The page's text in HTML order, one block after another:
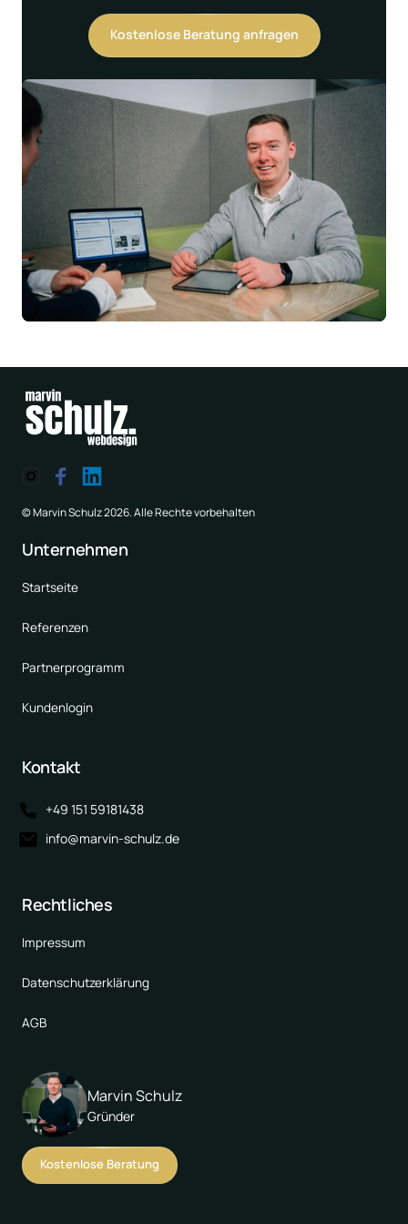
Kostenlose Beratung anfragen
© Marvin Schulz 2026. Alle Rechte vorbehalten
Unternehmen
Startseite
Referenzen
Partnerprogramm
Kundenlogin
Kontakt
+49 151 59181438
info@marvin-schulz.de
Rechtliches
Impressum
Datenschutzerklärung
AGB
Marvin Schulz
Gründer
Kostenlose Beratung